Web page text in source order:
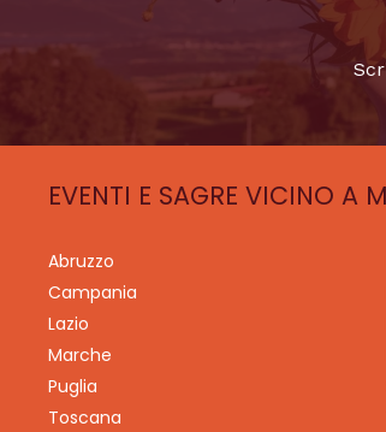
EVENTI E SAGRE VICINO A
Abruzzo
Campania
Lazio
Marche
Puglia
Toscana